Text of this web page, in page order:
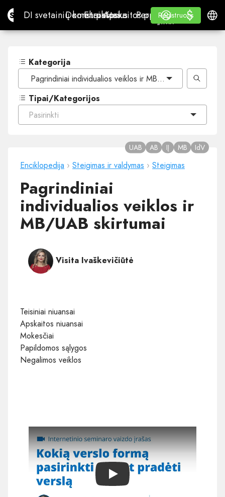
Site.proDI svetainių konstruktorius
DI svetainių konstruktorius
Domenai
DomenaiEl. paštas
El. paštasApskaitos programa
Apskaitos programa
Perpardavėjams
„WHITE LABEL“
Mokymasis
Mokymasis
Registruotis
Registruotis
Prisijungti
$
$
Kategorija
Pagrindiniai individualios veiklos ir MB/UAB skirtumai
Tipai/Kategorijos
Pasirinkti
Enciklopedija › Steigimas ir valdymas › Steigimas
Pagrindiniai
individualios veiklos ir
MB/UAB skirtumai
UAB AB IĮ MB IdV
Visita Ivaškevičiūtė
Teisiniai niuansai
Apskaitos niuansai
Mokesčiai
Papildomos sąlygos
Negalimos veiklos
Play